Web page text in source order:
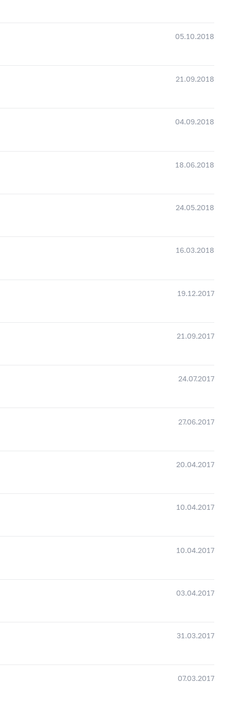
05.10.2018
21.09.2018
04.09.2018
18.06.2018
24.05.2018
16.03.2018
19.12.2017
21.09.2017
24.07.2017
27.06.2017
20.04.2017
10.04.2017
10.04.2017
03.04.2017
31.03.2017
07.03.2017